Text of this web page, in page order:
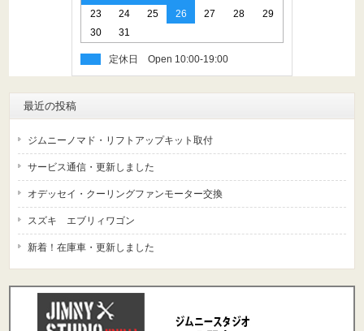
23
24 25 26 27 28
29
30
31
定休日
最近の投稿
ジムニーノマド・リフトアップキット取付
サービス通信・更新しました
オデッセイ・クーリングファンモーター交換
スズキ エブリィワゴン
新着！在庫車・更新しました